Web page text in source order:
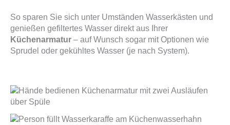
So sparen Sie sich unter Umständen Wasserkästen und
genießen gefiltertes Wasser direkt aus Ihrer
Küchenarmatur – auf Wunsch sogar mit Optionen wie
Sprudel oder gekühltes Wasser (je nach System).